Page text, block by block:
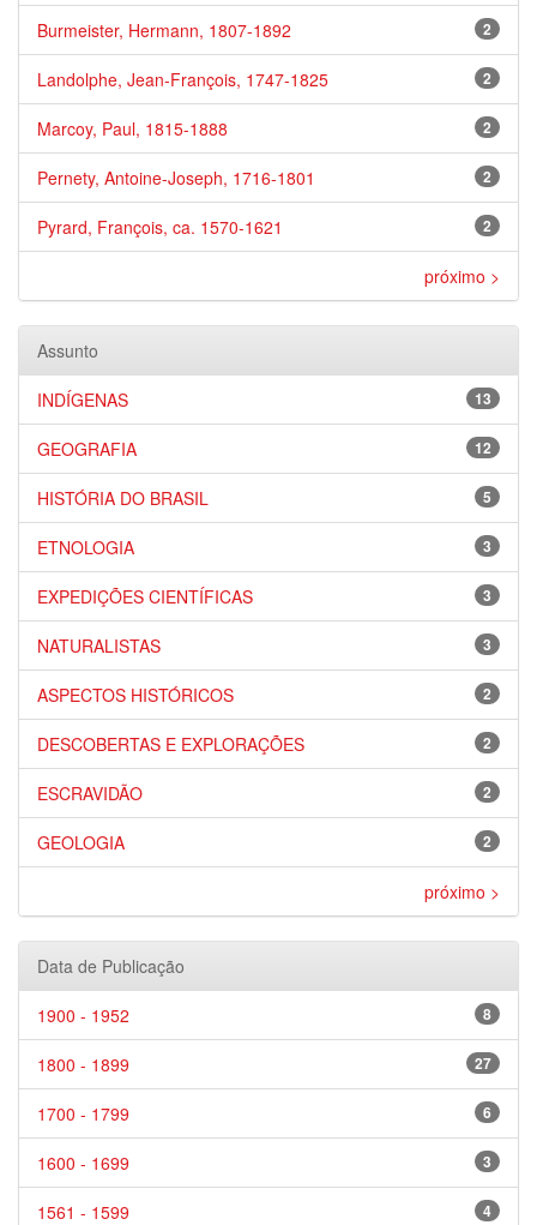
2
Burmeister, Hermann, 1807-1892
2
Landolphe, Jean-François, 1747-1825
2
Marcoy, Paul, 1815-1888
2
Pernety, Antoine-Joseph, 1716-1801
2
Pyrard, François, ca. 1570-1621
próximo >
Assunto
13
INDÍGENAS
12
GEOGRAFIA
5
HISTÓRIA DO BRASIL
3
ETNOLOGIA
3
EXPEDIÇÕES CIENTÍFICAS
3
NATURALISTAS
2
ASPECTOS HISTÓRICOS
2
DESCOBERTAS E EXPLORAÇÕES
2
ESCRAVIDÃO
2
GEOLOGIA
próximo >
Data de Publicação
8
1900 - 1952
27
1800 - 1899
6
1700 - 1799
3
1600 - 1699
4
1561 - 1599